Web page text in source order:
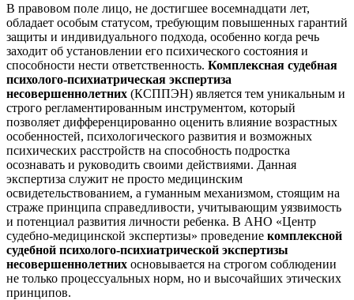
В правовом поле лицо, не достигшее восемнадцати лет,
обладает особым статусом, требующим повышенных гарантий
защиты и индивидуального подхода, особенно когда речь
заходит об установлении его психического состояния и
способности нести ответственность. Комплексная судебная
психолого-психиатрическая экспертиза
несовершеннолетних (КСППЭН) является тем уникальным и
строго регламентированным инструментом, который
позволяет дифференцированно оценить влияние возрастных
особенностей, психологического развития и возможных
психических расстройств на способность подростка
осознавать и руководить своими действиями. Данная
экспертиза служит не просто медицинским
освидетельствованием, а гуманным механизмом, стоящим на
страже принципа справедливости, учитывающим уязвимость
и потенциал развития личности ребенка. В АНО «Центр
судебно-медицинской экспертизы» проведение комплексной
судебной психолого-психиатрической экспертизы
несовершеннолетних основывается на строгом соблюдении
не только процессуальных норм, но и высочайших этических
принципов.